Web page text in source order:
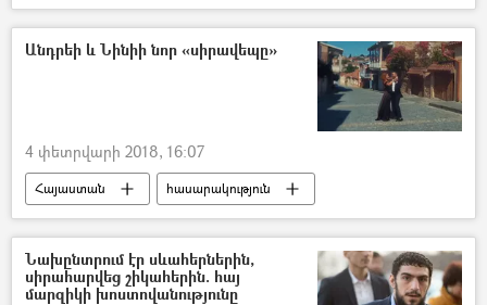
Անդրեի և Նինիի նոր «սիրավեպը»
4 փետրվարի 2018, 16:07
Հայաստան հասարակություն
Նախընտրում էր սևահերներին,
սիրահարվեց շիկահերին. հայ
մարզիկի խոստովանությունը